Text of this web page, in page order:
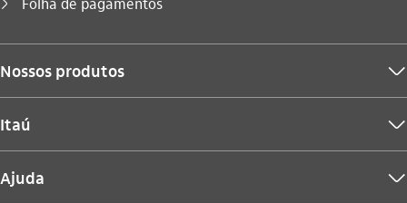
seta_direita
Nossos produtos seta_baixo
Itaú seta_baixo
Ajuda seta_baixo